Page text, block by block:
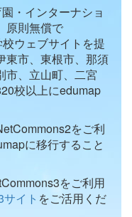
・インターナショ
原則無償で
ウェブサイトを提
東市、東根市、那須
市、立山町、二宮
校以上にedumap
をご利
に移行すること
をご利用
イト をご活用くだ